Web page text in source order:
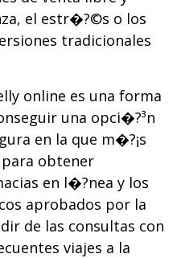
el estr�?©s o los
tradicionales
online es una forma
una opci�?³n
en la que m�?¡s
obtener
en l�?­nea y los
aprobados por la
de las consultas con
viajes a la